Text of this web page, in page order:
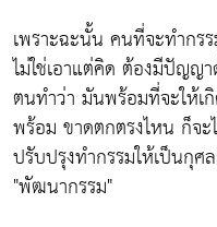
เพราะฉะนั้น คนที่จะทำกร
ไม่ใช่เอาแต่คิด ต้องมีปัญญ
ตนทำว่า มันพร้อมที่จะให้เ
พร้อม ขาดตกตรงไหน ก็จ
ปรับปรุงทำกรรมให้เป็นกุศ
"พัฒนากรรม"